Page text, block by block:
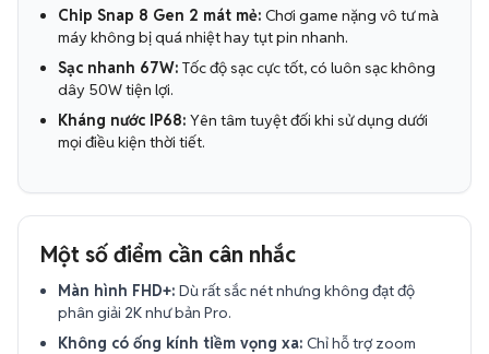
Chip Snap 8 Gen 2 mát mẻ: Chơi game nặng vô tư mà
máy không bị quá nhiệt hay tụt pin nhanh.
Sạc nhanh 67W: Tốc độ sạc cực tốt, có luôn sạc không
dây 50W tiện lợi.
Kháng nước IP68: Yên tâm tuyệt đối khi sử dụng dưới
mọi điều kiện thời tiết.
Một số điểm cần cân nhắc
Màn hình FHD+: Dù rất sắc nét nhưng không đạt độ
phân giải 2K như bản Pro.
Không có ống kính tiềm vọng xa: Chỉ hỗ trợ zoom